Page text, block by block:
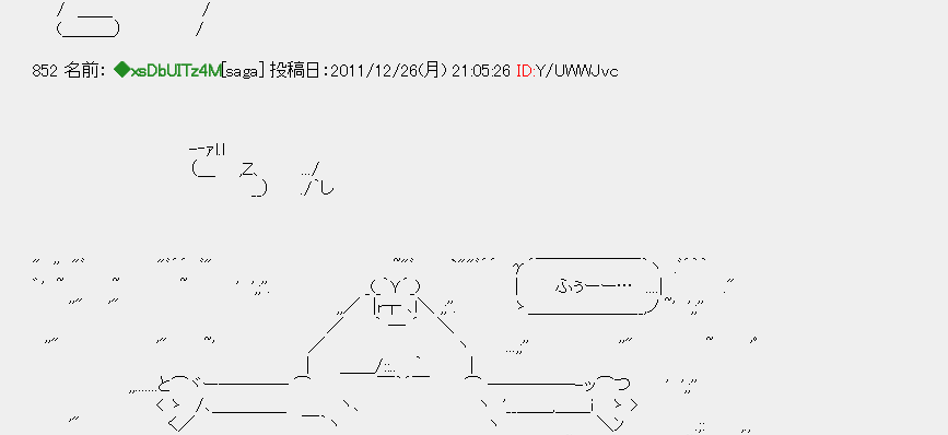
/ ＿＿ /
(＿＿＿） /
852 名前： ◆xsDbUITz4M [saga] 投稿日：2011/12/26(月) 21:05:26 ID:Y/UWWJvc
-‐ｧl.l
（＿ ,Ｚ、 .../
__） ./｀し
" '' "ﾞ "ﾞ´´ ﾞ" ~"ﾞ `""ﾞ´´ γ´￣￣￣￣￣￣｀ヽ .ﾞ´｀｀
゛' ~ ~ ~ ' ',;''. _(_｀Ｙ´_) | ふぅーー… ....| ."
''" '" ,,／ |r┬ ､l＼ ,;''. ゝ＿＿＿＿＿＿__,ノ ~' ',;''
／ ｀ ― ´ ＼
''" '" ~' ／ ヽ ...,;'' ''" ~ 'ﾟ
| ＿＿/::.. ｀ |
,,.......と⌒ヾー―――― ⌒ ￣｀´￣ ⌒ ―───―-ッ⌒つ ' ',;''
< ゝ /､＿＿＿＿_ ヽ､ ヽ '__＿＿,＿＿ｉ ゝ >
'" く／ ￣｀ヽ ヽ ＼ﾝ .;: ,.,